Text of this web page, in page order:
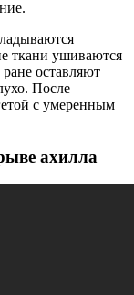
ткани ушиваются
оставляют
После
с умеренным
ахилла